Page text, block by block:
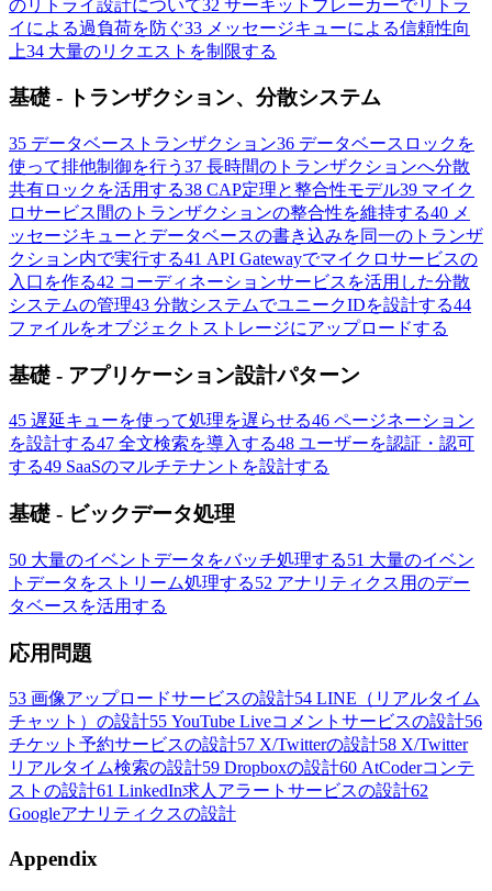
のリトライ設計について32 サーキットブレーカーでリトラ
イによる過負荷を防ぐ33 メッセージキューによる信頼性向
上34 大量のリクエストを制限する
基礎 - トランザクション、分散システム
35 データベーストランザクション36 データベースロックを
使って排他制御を行う 37 長時間のトランザクションへ分散
共有ロックを活用する38 CAP定理と整合性モデル39 マイク
ロサービス間のトランザクションの整合性を維持する40 メ
ッセージキューとデータベースの書き込みを同一のトランザ
クション内で実行する41 API Gatewayでマイクロサービスの
入口を作る42 コーディネーションサービスを活用した分散
システムの管理43 分散システムでユニークIDを設計する44
ファイルをオブジェクトストレージにアップロードする
基礎 - アプリケーション設計パターン
45 遅延キューを使って処理を遅らせる46 ページネーション
を設計する47 全文検索を導入する48 ユーザーを認証・認可
する49 SaaSのマルチテナントを設計する
基礎 - ビックデータ処理
50 大量のイベントデータをバッチ処理する51 大量のイベン
トデータをストリーム処理する52 アナリティクス用のデー
タベースを活用する
応用問題
53 画像アップロードサービスの設計54 LINE（リアルタイム
チャット）の設計55 YouTube Liveコメントサービスの設計56
チケット予約サービスの設計57 X/Twitterの設計58 X/Twitter
リアルタイム検索の設計59 Dropboxの設計60 AtCoderコンテ
ストの設計61 LinkedIn求人アラートサービスの設計62
Googleアナリティクスの設計
Appendix